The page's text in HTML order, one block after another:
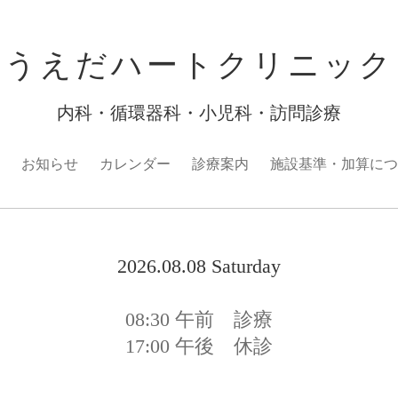
うえだハートクリニック
内科・循環器科・小児科・訪問診療
お知らせ カレンダー 診療案内 施設基準・加算に
2026.08.08 Saturday
08:30 午前 診療
17:00 午後 休診